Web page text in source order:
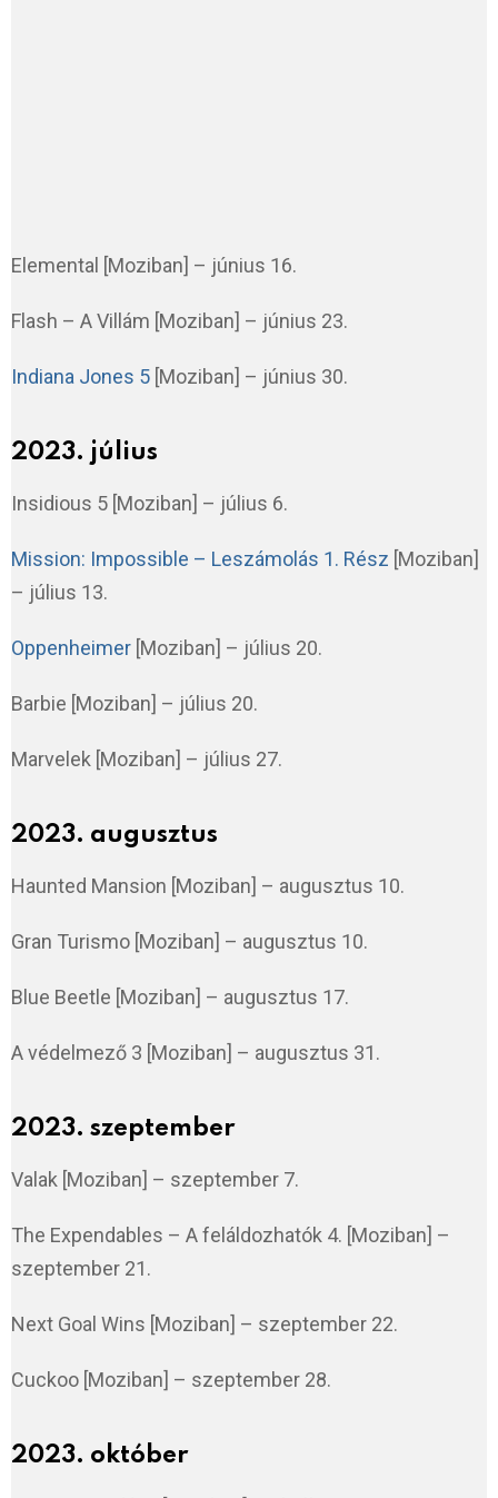
Elemental [Moziban] – június 16.
Flash – A Villám [Moziban] – június 23.
Indiana Jones 5 [Moziban] – június 30.
2023. július
Insidious 5 [Moziban] – július 6.
Mission: Impossible – Leszámolás 1. Rész [Moziban]
– július 13.
Oppenheimer [Moziban] – július 20.
Barbie [Moziban] – július 20.
Marvelek [Moziban] – július 27.
2023. augusztus
Haunted Mansion [Moziban] – augusztus 10.
Gran Turismo [Moziban] – augusztus 10.
Blue Beetle [Moziban] – augusztus 17.
A védelmező 3 [Moziban] – augusztus 31.
2023. szeptember
Valak [Moziban] – szeptember 7.
The Expendables – A feláldozhatók 4. [Moziban] –
szeptember 21.
Next Goal Wins [Moziban] – szeptember 22.
Cuckoo [Moziban] – szeptember 28.
2023. október